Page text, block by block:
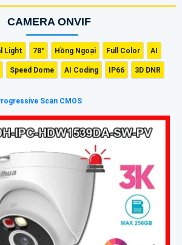
CAMERA ONVIF
Light 78° Hồng Ngoại Full Color AI
Speed Dome AI Coding IP66 3D DNR
Scan CMOS